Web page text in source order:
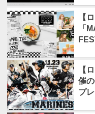
【
「
弾
日
デー
【
催
プ
ス